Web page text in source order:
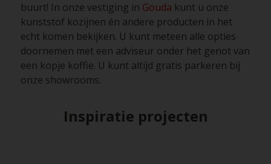
buurt! In onze vestiging in Gouda kunt u onze
kunststof kozijnen én andere producten in het
echt komen bekijken. U kunt meteen alle opties
doornemen met een adviseur onder het genot van
een kopje koffie. U kunt altijd gratis parkeren bij
onze showrooms.
Inspiratie projecten